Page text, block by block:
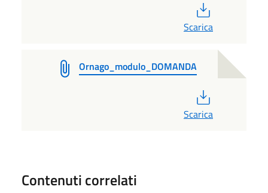
Scarica
Ornago_modulo_DOMANDA
Scarica
Contenuti correlati